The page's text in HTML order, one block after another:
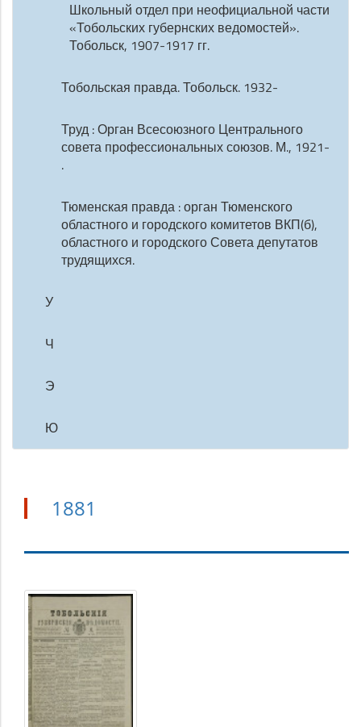
Школьный отдел при неофициальной части
«Тобольских губернских ведомостей».
Тобольск, 1907-1917 гг.
Тобольская правда. Тобольск. 1932-
Труд : Орган Всесоюзного Центрального
совета профессиональных союзов. М., 1921-
.
Тюменская правда : орган Тюменского
областного и городского комитетов ВКП(б),
областного и городского Совета депутатов
трудящихся.
У
Ч
Э
Ю
1881
1881